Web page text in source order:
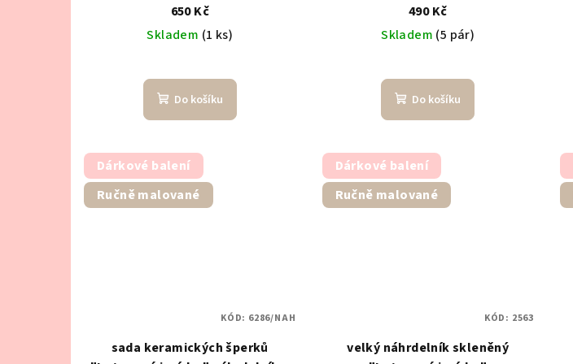
650 Kč
Skladem (1 ks)
Do košíku
490 Kč
Skladem (5 pár)
Do košíku
Dárkové balení
Ručně malované
sada keramických šperků
KÓD: 6286/NAH
Dárkové balení
Ručně malované
velký náhrdelník skleněný
KÓD: 2563